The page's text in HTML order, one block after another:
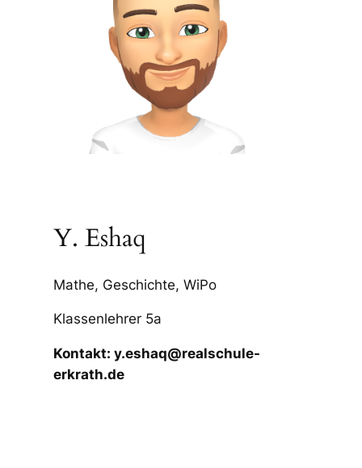
Y. Eshaq
Mathe, Geschichte, WiPo
Klassenlehrer 5a
Kontakt: y.eshaq@realschule-
erkrath.de